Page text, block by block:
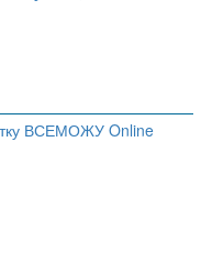
ВСЕМОЖУ Online